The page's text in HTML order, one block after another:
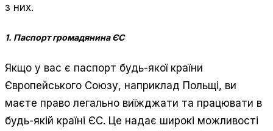
з них.
1. Паспорт громадянина ЄС
Якщо у вас є паспорт будь-якої країни
Європейського Союзу, наприклад Польщі, ви
маєте право легально виїжджати та працювати в
будь-якій країні ЄС. Це надає широкі можливості